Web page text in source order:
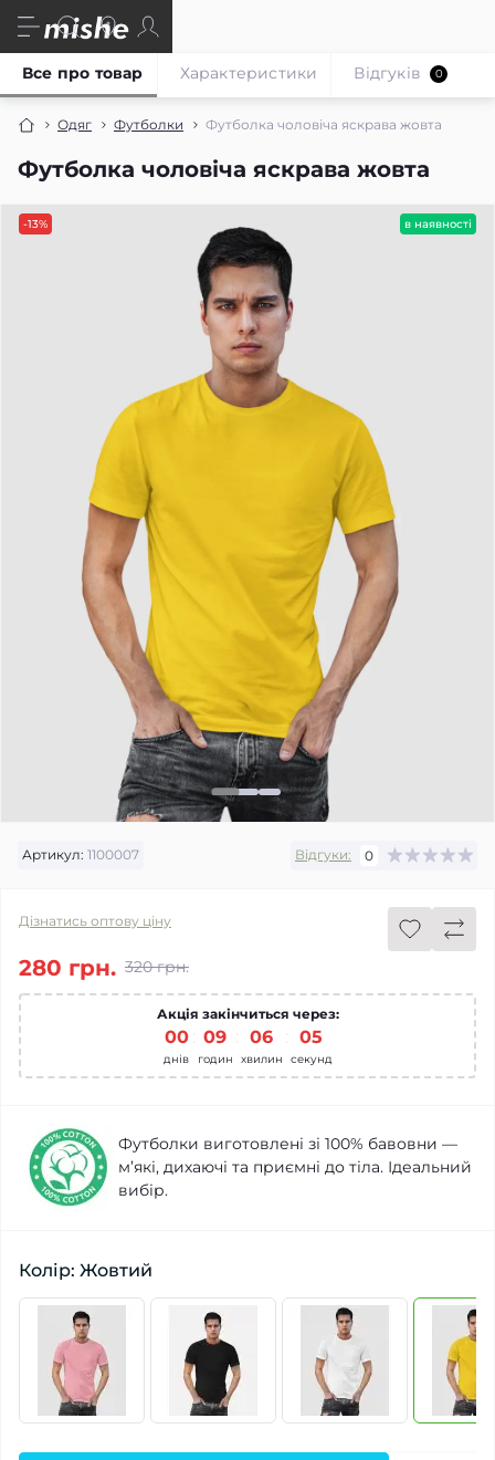
Одяг Футболки Футболка чоловіча яскрава жовта
Футболка чоловіча яскрава жовта
Все про товар Характеристики Відгуків 0
-13% в наявності
Артикул: 1100007 Відгуки: 0
Дізнатись оптову ціну
320 грн.
280 грн.
Акція закінчиться через:
00
днів
: 09
годин
: 06
хвилин
: 04
секунд
Футболки виготовлені зі 100% бавовни —
м’які, дихаючі та приємні до тіла. Ідеальний
вибір.
Колір: Жовтий